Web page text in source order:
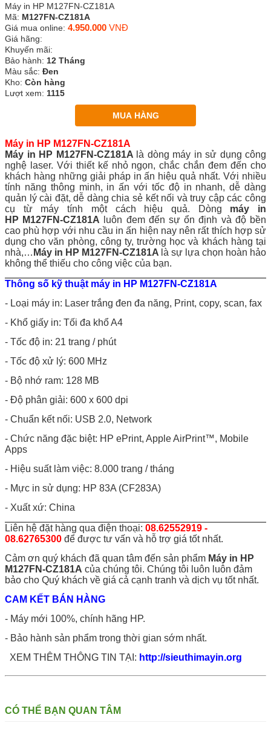
Máy in HP M127FN-CZ181A
Mã: M127FN-CZ181A
Giá mua online: 4.950.000 VNĐ
Giá hãng:
Khuyến mãi:
Bảo hành: 12 Tháng
Màu sắc: Đen
Kho: Còn hàng
Lượt xem: 1115
MUA HÀNG
Máy in HP M127FN-CZ181A
Máy in HP M127FN-CZ181A là dòng máy in sử dụng công
nghệ laser. Với thiết kế nhỏ ngọn, chắc chắn đem đến cho
khách hàng những giải pháp in ấn hiệu quả nhất. Với nhiều
tính năng thông minh, in ấn với tốc độ in nhanh, dễ dàng
quản lý cài đặt, dễ dàng chia sẻ kết nối và truy cập các công
cụ từ máy tính một cách hiệu quả. Dòng máy in
HP M127FN-CZ181A luôn đem đến sự ổn định và độ bền
cao phù hợp với nhu cầu in ấn hiện nay nên rất thích hợp sử
dụng cho văn phòng, công ty, trường học và khách hàng tại
nhà,… Máy in HP M127FN-CZ181A là sự lựa chọn hoàn hảo
không thể thiếu cho công việc của bạn.
Thông số kỹ thuật máy in HP M127FN-CZ181A
- Loại máy in: Laser trắng đen đa năng, Print, copy, scan, fax
- Khổ giấy in: Tối đa khổ A4
- Tốc độ in: 21 trang / phút
- Tốc độ xử lý: 600 MHz
- Bộ nhớ ram: 128 MB
- Độ phân giải: 600 x 600 dpi
- Chuẩn kết nối: USB 2.0, Network
- Chức năng đặc biệt: HP ePrint, Apple AirPrint™, Mobile
Apps
- Hiệu suất làm việc: 8.000 trang / tháng
- Mực in sử dụng: HP 83A (CF283A)
- Xuất xứ: China
Liên hệ đặt hàng qua điện thoại: 08.62552919 -
08.62765300 để được tư vấn và hỗ trợ giá tốt nhất.
Cảm ơn quý khách đã quan tâm đến sản phẩm Máy in HP
M127FN-CZ181A của chúng tôi. Chúng tôi luôn luôn đảm
bảo cho Quý khách về giá cả cạnh tranh và dịch vụ tốt nhất.
CAM KẾT BÁN HÀNG
- Máy mới 100%, chính hãng HP.
- Bảo hành sản phẩm trong thời gian sớm nhất.
XEM THÊM THÔNG TIN TẠI: http://sieuthimayin.org
CÓ THỂ BẠN QUAN TÂM